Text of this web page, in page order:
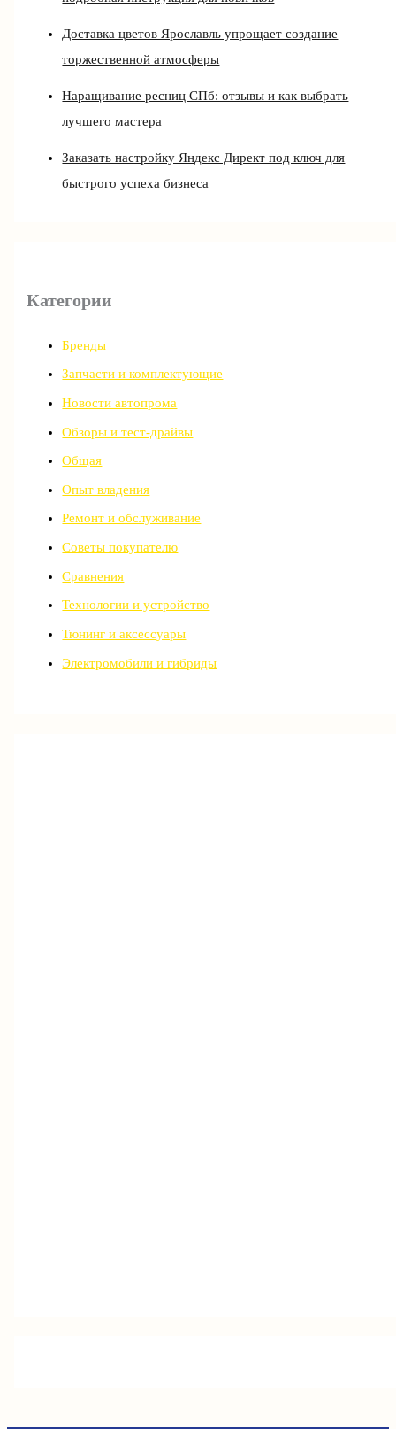
Доставка цветов Ярославль упрощает создание
торжественной атмосферы
Наращивание ресниц СПб: отзывы и как выбрать
лучшего мастера
Заказать настройку Яндекс Директ под ключ для
быстрого успеха бизнеса
Категории
Бренды
Запчасти и комплектующие
Новости автопрома
Обзоры и тест-драйвы
Общая
Опыт владения
Ремонт и обслуживание
Советы покупателю
Сравнения
Технологии и устройство
Тюнинг и аксессуары
Электромобили и гибриды